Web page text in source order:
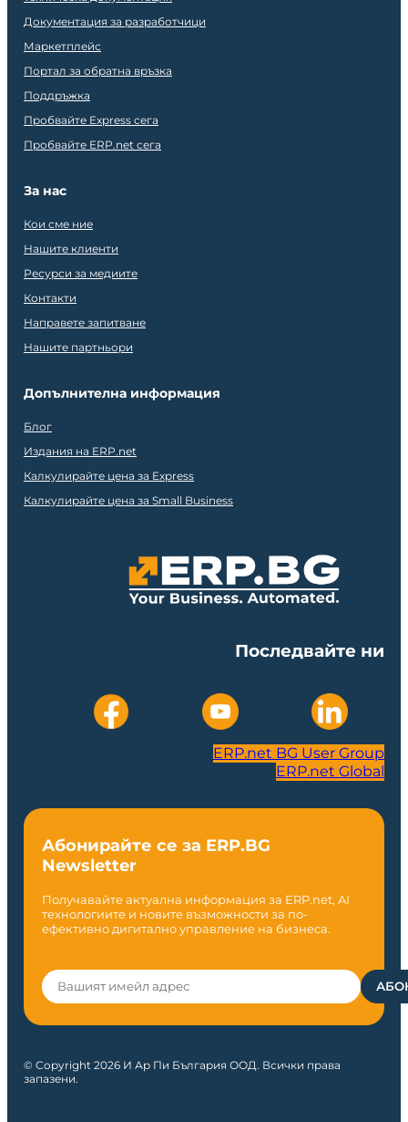
Документация за разработчици
Маркетплейс
Портал за обратна връзка
Поддръжка
Пробвайте Express сега
Пробвайте ERP.net сега
За нас
Кои сме ние
Нашите клиенти
Ресурси за медиите
Контакти
Направете запитване
Нашите партньори
Допълнителна информация
Блог
Издания на ERP.net
Калкулирайте цена за Express
Калкулирайте цена за Small Business
Последвайте ни
ERP.net BG User Group
ERP.net Global
Абонирайте се за ERP.BG
Newsletter
Получавайте актуална информация за ERP.net, AI
технологиите и новите възможности за по-
ефективно дигитално управление на бизнеса.
© Copyright 2026 И Ар Пи България ООД. Всички права
запазени.